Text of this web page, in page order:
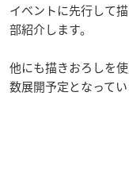
イベントに先行して
部紹介します。
他にも描きおろしを
数展開予定となって